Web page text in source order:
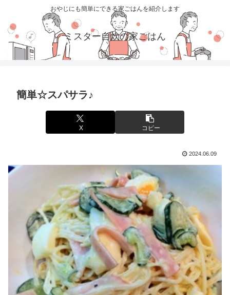
おやじにも簡単にできる家ごはんを紹介します
ミスター自炊の家ごはん
簡単☆スパサラ♪
X コピー
2024.06.09